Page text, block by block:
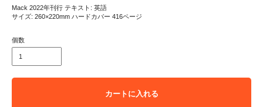
Mack 2022年刊行 テキスト: 英語
サイズ: 260×220mm ハードカバー 416ページ
個数
カートに入れる